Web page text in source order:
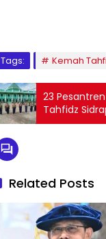
Tags: Kemah
23
Tahfidz
Related Posts